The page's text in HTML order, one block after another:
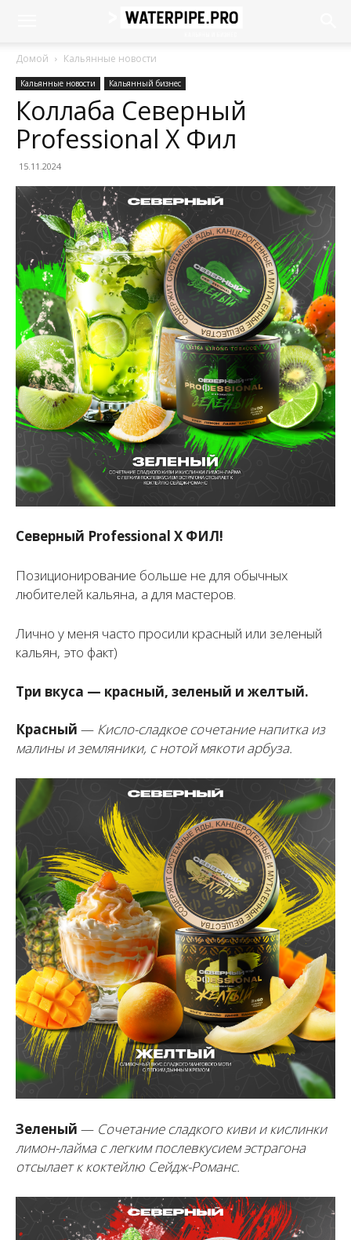
Домой Кальянные новости
Кальянные новости Кальянный бизнес
Коллаба Северный
Professional X Фил
15.11.2024
Северный Professional Х ФИЛ!
Позиционирование больше не для обычных
любителей кальяна, а для мастеров.
Лично у меня часто просили красный или зеленый
кальян, это факт)
Три вкуса — красный, зеленый и желтый.
Красный — Кисло-сладкое сочетание напитка из
малины и земляники, с нотой мякоти арбуза.
Зеленый — Сочетание сладкого киви и кислинки
лимон-лайма с легким послевкусием эстрагона
отсылает к коктейлю Сейдж-Романс.